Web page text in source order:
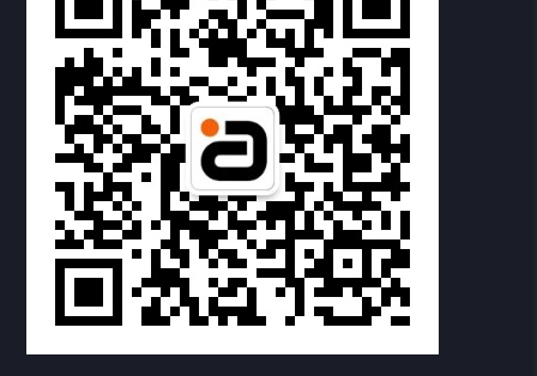
5.1音频解码器
数模DAC转换器
数字音频切换器
耳放&功放
耳机&音箱
HDMI适配器